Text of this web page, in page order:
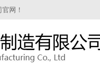
网！